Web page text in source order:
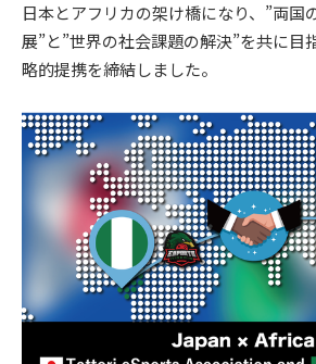
日本とアフリカの架け橋になり、”両国
展”と”世界の社会課題の解決”を共に目
略的提携を締結しました。